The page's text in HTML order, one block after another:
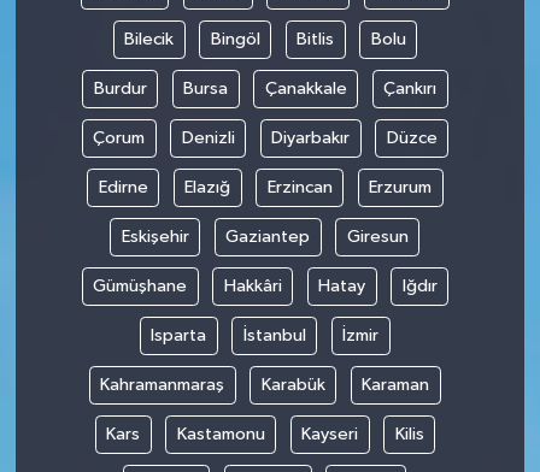
Bilecik Bingöl Bitlis Bolu
Burdur Bursa Çanakkale Çankırı
Çorum Denizli Diyarbakır Düzce
Edirne Elazığ Erzincan Erzurum
Eskişehir Gaziantep Giresun
Gümüşhane Hakkâri Hatay Iğdır
Isparta İstanbul İzmir
Kahramanmaraş Karabük Karaman
Kars Kastamonu Kayseri Kilis